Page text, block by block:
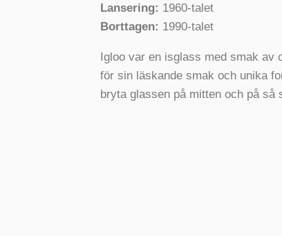
Lansering: 1960-talet
Borttagen: 1990-talet
Igloo var en isglass med smak av
för sin läskande smak och unika
bryta glassen på mitten och på så